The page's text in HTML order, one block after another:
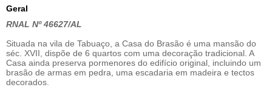
Geral
RNAL Nº 46627/AL
Situada na vila de Tabuaço, a Casa do Brasão é uma mansão do
séc. XVII, dispõe de 6 quartos com uma decoração tradicional. A
Casa ainda preserva pormenores do edifício original, incluindo um
brasão de armas em pedra, uma escadaria em madeira e tectos
decorados.